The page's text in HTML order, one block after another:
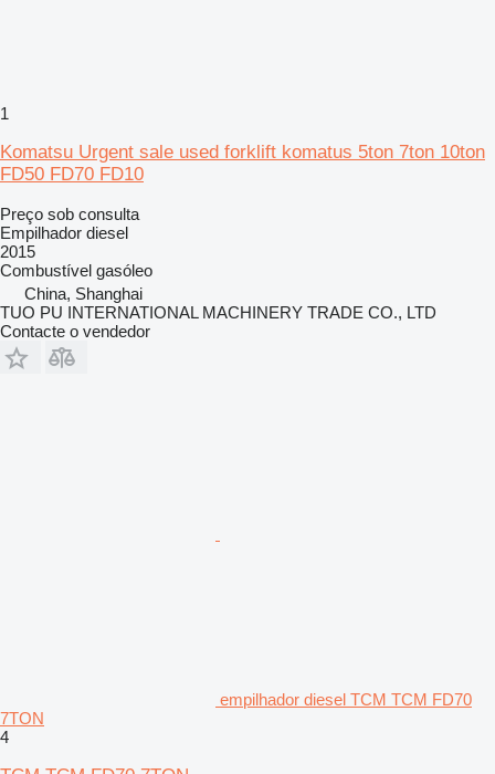
1
Komatsu Urgent sale used forklift komatus 5ton 7ton 10ton
FD50 FD70 FD10
Preço sob consulta
Empilhador diesel
2015
Combustível gasóleo
China, Shanghai
TUO PU INTERNATIONAL MACHINERY TRADE CO., LTD
Contacte o vendedor
empilhador diesel TCM TCM FD70
7TON
4